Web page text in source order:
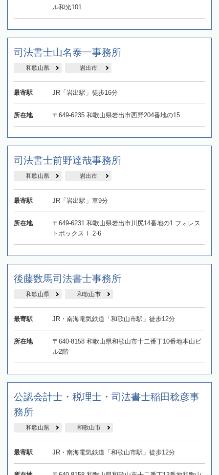
ル和光101
司法書士山名泰一事務所
和歌山県 岩出市
最寄駅 JR「岩出駅」徒歩16分
所在地 〒649-6235 和歌山県岩出市西野204番地の15
司法書士前野達哉事務所
和歌山県 岩出市
最寄駅 JR「岩出駅」車9分
所在地
〒649-6231 和歌山県岩出市川尻14番地の1 フォレス
トボックスⅠ 2-6
後藤数馬司法書士事務所
和歌山県 和歌山市
最寄駅 JR・南海電気鉄道「和歌山市駅」徒歩12分
所在地
〒640-8158 和歌山県和歌山市十二番丁10番地本山ビ
ル2階
公認会計士・税理士・司法書士稲田稔彦事
務所
和歌山県 和歌山市
最寄駅 JR・南海電気鉄道「和歌山市駅」徒歩12分